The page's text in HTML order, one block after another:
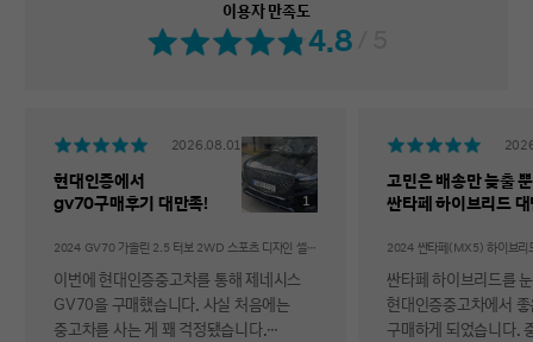
이용자 만족도
4.8
2026.08.01
현대인증에서
gv70구매후기 대만족!
1
2024 GV70 가솔린 2.5 터보 2WD 스포츠 디자인 셀렉션Ⅱ
이번에 현대인증중고차를 통해 제네시스
GV70을 구매했습니다. 사실 처음에는
중고차를 사는 게 꽤 걱정됐습니다.
고민은 배송만 늦출
싼타페 하이브리드
싼타페 하이브리드를
현대인증중고차에서
구매하게 되었습니다.